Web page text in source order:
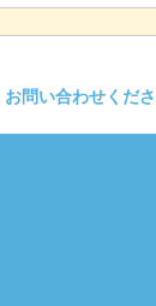
問い合わせくだ